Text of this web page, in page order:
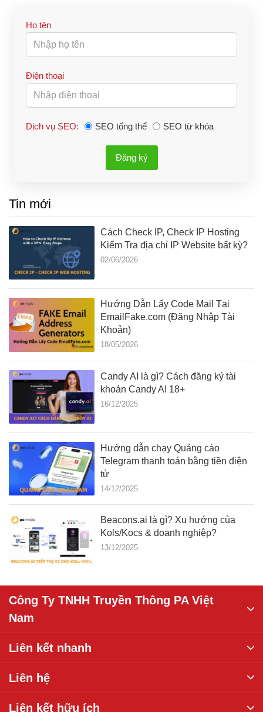
Họ tên
Điện thoại
Dịch vụ SEO: SEO tổng thể SEO từ khóa
Đăng ký
Tin mới
Cách Check IP, Check IP Hosting
Kiểm Tra địa chỉ IP Website bất kỳ?
02/06/2026
Hướng Dẫn Lấy Code Mail Tại
EmailFake.com (Đăng Nhập Tài
Khoản)
18/05/2026
Candy AI là gì? Cách đăng ký tài
khoản Candy AI 18+
16/12/2025
Hướng dẫn chạy Quảng cáo
Telegram thanh toán bằng tiền điện
tử
14/12/2025
Beacons.ai là gì? Xu hướng của
Kols/Kocs & doanh nghiệp?
13/12/2025
Công Ty TNHH Truyền Thông PA Việt
Nam
Liên kết nhanh
Liên hệ
Liên kết hữu ích